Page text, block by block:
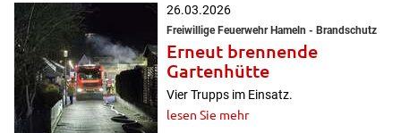
26.03.2026
Freiwillige Feuerwehr Hameln - Brandschutz
Erneut brennende
Gartenhütte
Vier Trupps im Einsatz.
lesen Sie mehr